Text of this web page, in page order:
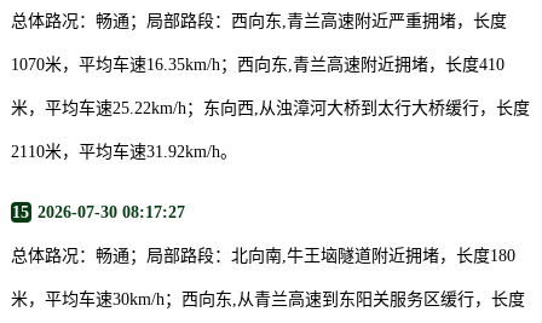
总体路况：畅通；局部路段：西向东,青兰高速附近严重拥堵，长度
1070米，平均车速16.35km/h；西向东,青兰高速附近拥堵，长度410
米，平均车速25.22km/h；东向西,从浊漳河大桥到太行大桥缓行，长度
2110米，平均车速31.92km/h。
15 2026-07-30 08:17:27
总体路况：畅通；局部路段：北向南,牛王垴隧道附近拥堵，长度180
米，平均车速30km/h；西向东,从青兰高速到东阳关服务区缓行，长度